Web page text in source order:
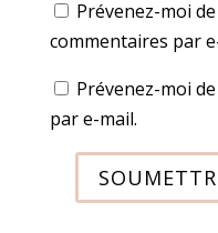
Prévenez-moi
commentaires par
Prévenez-moi
par e-mail.